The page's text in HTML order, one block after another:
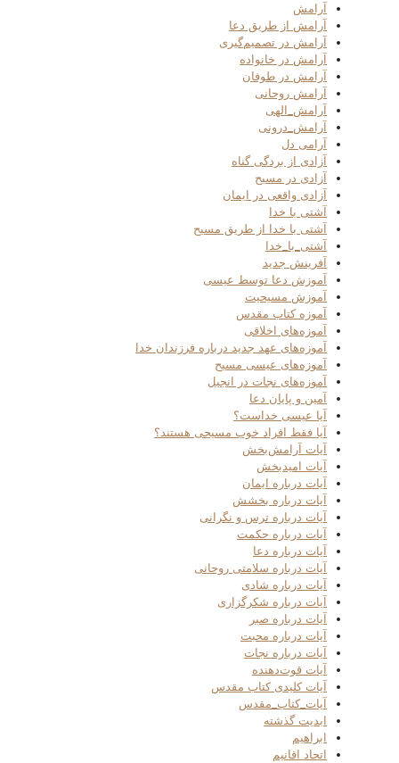
آرامش
آرامش از طریق دعا
آرامش در تصمیم‌گیری
آرامش در خانواده
آرامش در طوفان
آرامش روحانی
آرامش_الهی
آرامش_درونی
آرامی دل
آزادی از بردگی گناه
آزادی در مسیح
آزادی واقعی در ایمان
آشتی با خدا
آشتی با خدا از طریق مسیح
آشتی_با_خدا
آفرینش جدید
آموزش دعا توسط عیسی
آموزش مسیحیت
آموزه کتاب مقدس
آموزه‌های اخلاقی
آموزه‌های عهد جدید درباره فرزندان خدا
آموزه‌های عیسی مسیح
آموزه‌های نجات در انجیل
آمین و پایان دعا
آیا عیسی خداست؟
آیا فقط افراد خوب مسیحی هستند؟
آیات آرامش‌بخش
آیات امیدبخش
آیات درباره ایمان
آیات درباره بخشش
آیات درباره ترس و نگرانی
آیات درباره حکمت
آیات درباره دعا
آیات درباره سلامتی روحانی
آیات درباره شادی
آیات درباره شکرگزاری
آیات درباره صبر
آیات درباره محبت
آیات درباره نجات
آیات قوت‌دهنده
آیات کلیدی کتاب مقدس
آیات_کتاب_مقدس
ابدیت گذشته
ابراهیم
اتحاد اقانیم